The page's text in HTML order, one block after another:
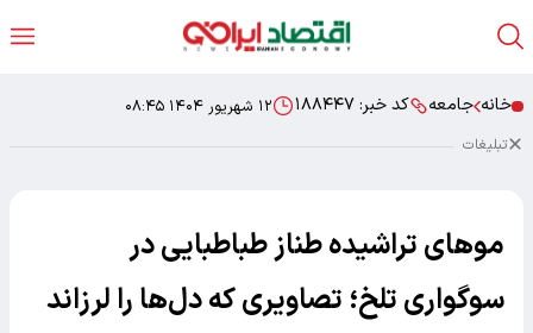
خانه جامعه کد خبر: ۱۸۸۴۴۷ ۱۲ شهریور ۱۴۰۴ ۰۸:۴۵
تبلیغات
موهای تراشیده طناز طباطبایی در
سوگواری تلخ؛ تصاویری که دل‌ها را لرزاند